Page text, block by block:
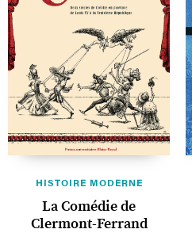
HISTOIRE MODERNE
La Comédie de
Clermont-Ferrand